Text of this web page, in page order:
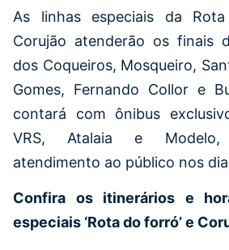
As linhas especiais da
Corujão atenderão os finais
dos Coqueiros, Mosqueiro,
Gomes, Fernando Collor e
contará com ônibus
VRS, Atalaia e
atendimento ao público nos
Confira os itinerários e
especiais ‘Rota do forró’ e